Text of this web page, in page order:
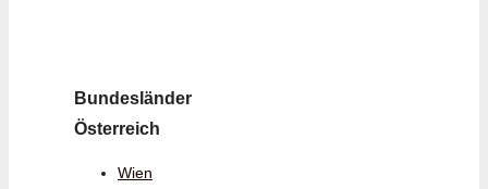
Bundesländer
Österreich
Wien